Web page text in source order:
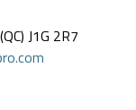
J1G 2R7